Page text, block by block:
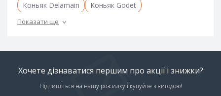
Коньяк Delamain
Коньяк Godet
Коньяк Hennessy
Коньяк V.S.O.P
Коньяк Х.О
Кальвадос Pere Magloire
Вірменський коньяк
Французький коньяк
Коньяк Remy Martin
Показати ще
Хочете дізнаватися першим про акції і знижки?
Підпишіться на нашу розсилку і купуйте з вигодою!